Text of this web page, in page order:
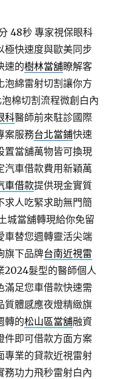
48秒 專家視保眼科
極快速度與歐美同步
速的樹林當舖瞭解客
泡綿雷射切割讓你方
棉切割流程微創白內
科醫師前來駐診國際
案服務台北當鋪快速
置當舖萬物皆可換現
汽車借款費用新穎萬
車借款提供現金實質
求人吃緊求助無門簡
城當舖轉現給你免留
車替您週轉靈活尖端
旗下品牌台南近視雷
2024髮型的醫師個人
滿足您車借款快速需
質體感應夜燈精緻旗
轉的松山區當舖融資
件即可借款方面方案
專業的貸款近視雷射
務功力飛秒雷射白內